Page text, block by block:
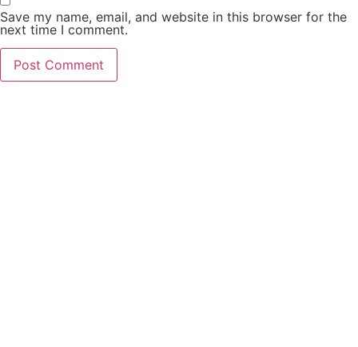
Save my name, email, and website in this browser for the
next time I comment.